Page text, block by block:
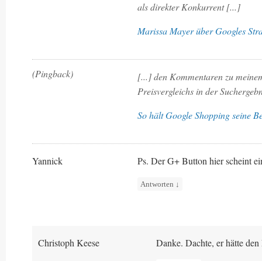
als direkter Konkurrent [...]
Marissa Mayer über Googles
(Pingback)
[...] den Kommentaren zu
Preisvergleichs in der
So hält Google Shopping seine
Yannick Ps. Der G+ Button hier scheint
Antworten ↓
Christoph Keese Danke. Dachte, er hätte